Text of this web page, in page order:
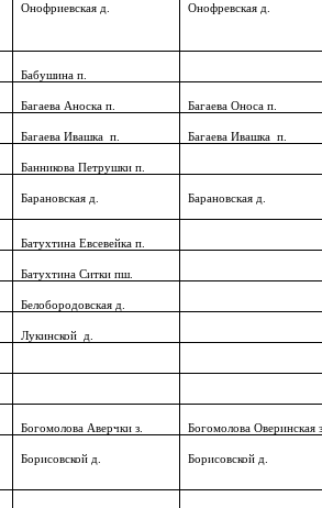
Онофриевская д. Онофревская д.
Бабушина п.
Багаева Аноска п. Багаева Оноса п.
Багаева Ивашка п. Багаева Ивашка п.
Банникова Петрушки п.
Барановская д. Барановская д.
Батухтина Евсевейка п.
Батухтина Ситки пш.
Белобородовская д.
Лукинской д.
Богомолова Аверчки з. Богомолова Оверинская
Борисовской д. Борисовской д.